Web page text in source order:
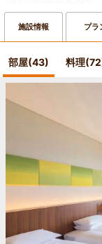
施設情報 プラ
部屋(43) 料理